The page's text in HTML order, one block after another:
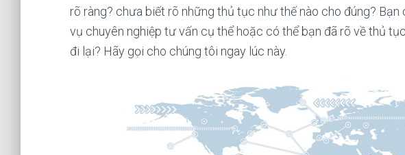
rõ ràng? chưa biết rõ những thủ tục như thế nào cho đúng?
vụ chuyên nghiệp tư vấn cụ thể hoặc có thể bạn đã rõ vềthủ
đi lại? Hãy gọi cho chúng tôi ngay lúc này.